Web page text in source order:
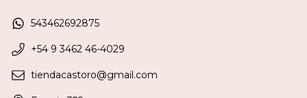
543462692875
+54 9 3462 46-4029
tiendacastoro@gmail.com